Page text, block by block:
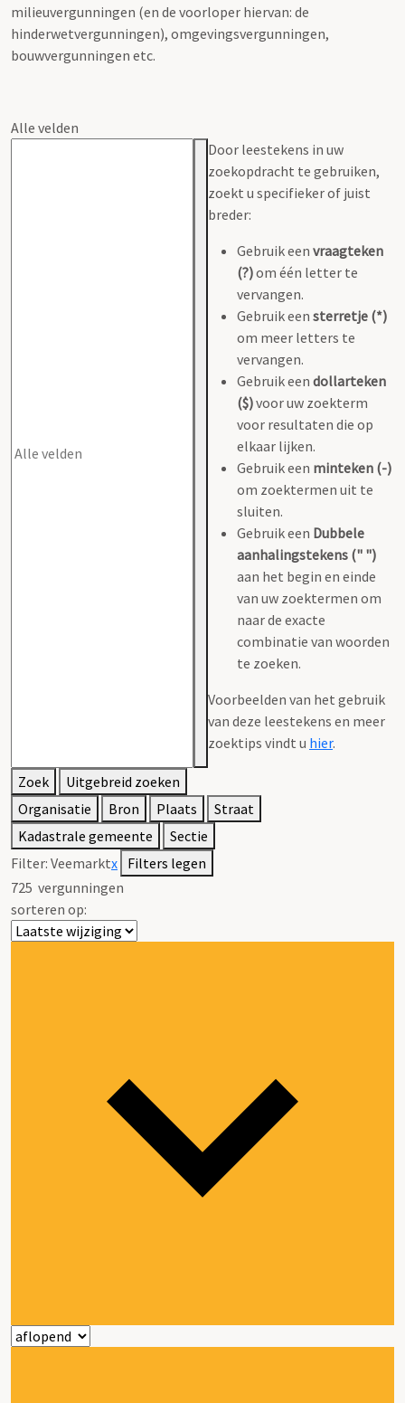
milieuvergunningen (en de voorloper hiervan: de
hinderwetvergunningen), omgevingsvergunningen,
bouwvergunningen etc.
Alle velden
Door leestekens in uw
zoekopdracht te gebruiken,
zoekt u specifieker of juist
breder:
Gebruik een vraagteken
(?)om één letter te
vervangen.
Gebruik een sterretje (*)
om meer letters te
vervangen.
Gebruik een dollarteken
($)voor uw zoekterm
voor resultaten die op
elkaar lijken.
Gebruik een minteken (-)
om zoektermen uit te
sluiten.
Gebruik een Dubbele
aanhalingstekens (" ")
aan het begin en einde
van uw zoektermen om
naar de exacte
combinatie van woorden
te zoeken.
Voorbeelden van het gebruik
van deze leestekens en meer
zoektips vindt u hier.
Zoek
Uitgebreid zoeken
Organisatie
Bron Plaats
Straat
Kadastrale gemeente
Sectie
Filter: Veemarktx Filters legen
725 vergunningen
sorteren op: